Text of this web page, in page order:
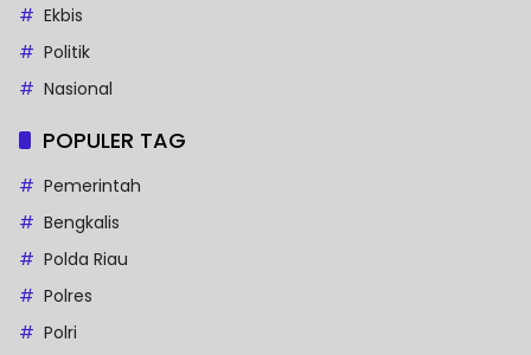
Ekbis
Politik
Nasional
POPULER TAG
Pemerintah
Bengkalis
Polda Riau
Polres
Polri